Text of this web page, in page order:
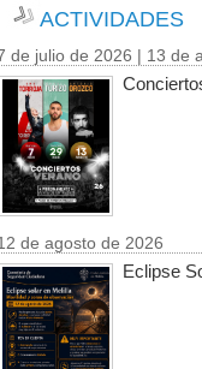
ACTIVIDADES
de julio de 2026 | 13 de
de agosto de 2026
Eclipse